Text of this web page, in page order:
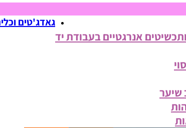
אנרגטיים בעבודת יד
שיער
גאדג'טים